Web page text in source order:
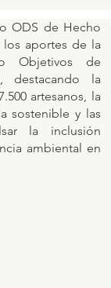
ODS de Hecho
los aportes de la
Objetivos de
destacando la
artesanos, la
sostenible y las
la inclusión
ambiental en